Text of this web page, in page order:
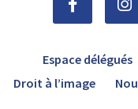
Espace délégués
Droit à l’image